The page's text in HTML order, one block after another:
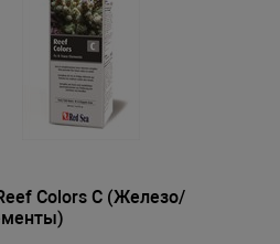
Colors C (Железо/